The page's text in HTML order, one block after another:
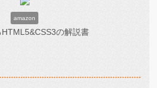
amazon
HTML5&CSS3の解説書